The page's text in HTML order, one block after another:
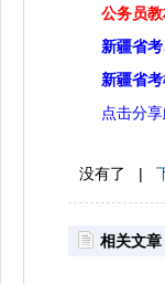
公务员
新疆省
新疆省
点击分享
没有了 |
相关文章